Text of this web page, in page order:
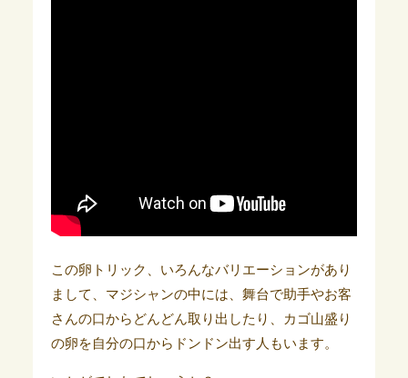
この卵トリック、いろんなバリエーションがあり
まして、マジシャンの中には、舞台で助手やお客
さんの口からどんどん取り出したり、カゴ山盛り
の卵を自分の口からドンドン出す人もいます。